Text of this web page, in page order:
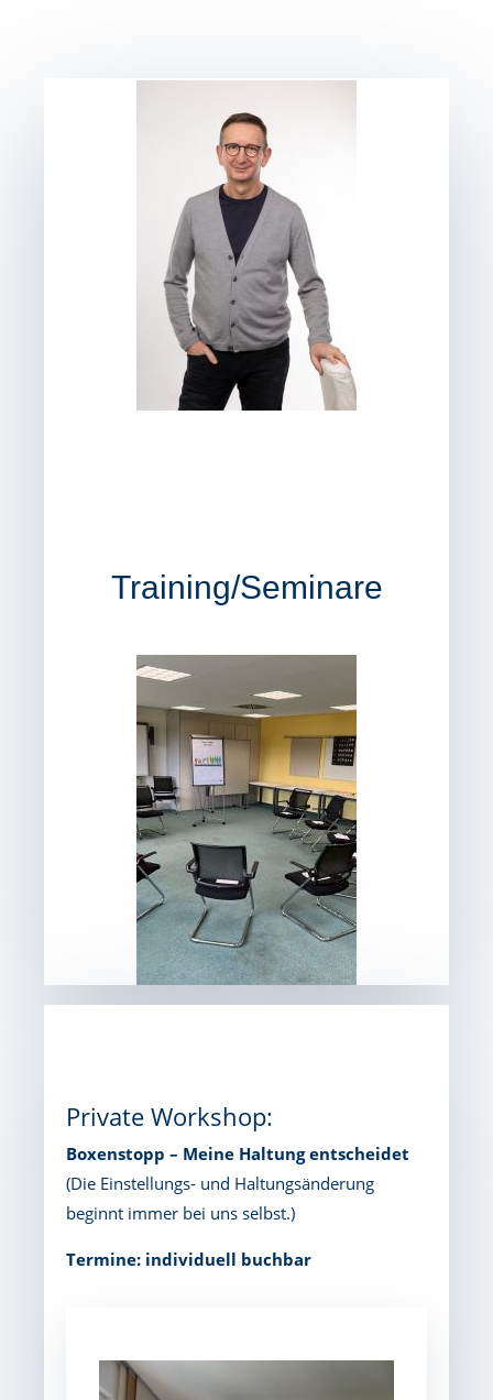
Training/Seminare
Private Workshop:
Boxenstopp – Meine Haltung entscheidet
(Die Einstellungs- und Haltungsänderung
beginnt immer bei uns selbst.)
Termine: individuell buchbar